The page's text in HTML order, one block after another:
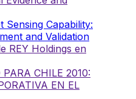
Sensing Capability:
and Validation
REY Holdings en
CHILE 2010:
EN EL